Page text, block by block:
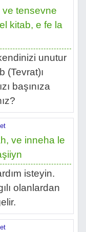
ve tensevne
kitab, e fe la
unutur
(Tevrat)ı
başınıza
ve inneha le
isteyin.
olanlardan